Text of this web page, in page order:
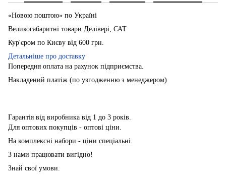
«Новою поштою» по Україні
Великогабаритні товари Делівері, САТ
Кур'єром по Києву від 600 грн.
Детальніше про доставку
Попередня оплата на рахунок підприємства.
Накладений платіж (по узгодженню з менеджером)
Гарантія від виробника від 1 до 3 років.
Для оптових покупців - оптові ціни.
На комплексні набори - ціни спеціальні.
З нами працювати вигідно!
Знай свої умови.